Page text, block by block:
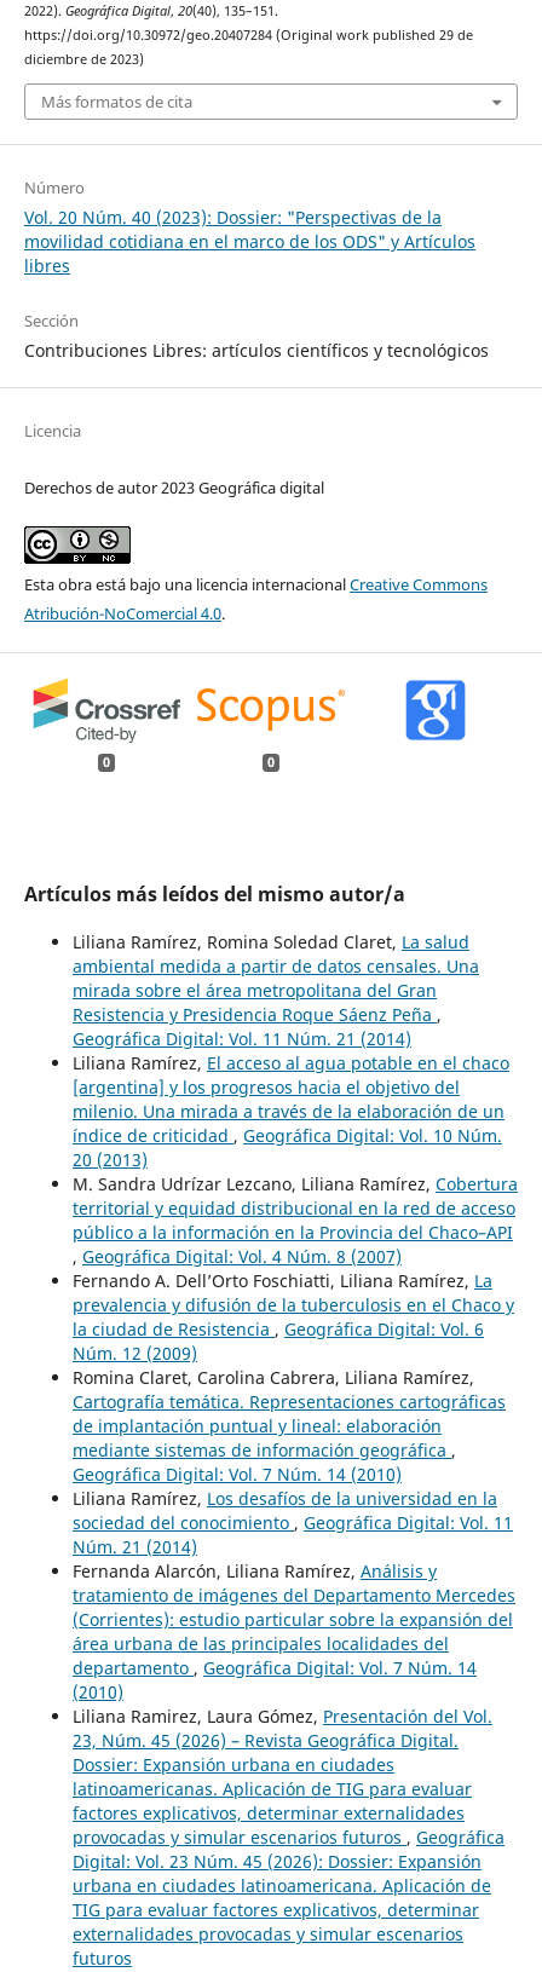
2022). Geográfica Digital, 20(40), 135–151.
https://doi.org/10.30972/geo.20407284 (Original work published 29 de
diciembre de 2023)
Más formatos de cita
Número
Vol. 20 Núm. 40 (2023): Dossier: "Perspectivas de la
movilidad cotidiana en el marco de los ODS" y Artículos
libres
Sección
Contribuciones Libres: artículos científicos y tecnológicos
Licencia
Derechos de autor 2023 Geográfica digital
Esta obra está bajo una licencia internacionalCreative Commons
Atribución-NoComercial 4.0.
0 0
Artículos más leídos del mismo autor/a
Liliana Ramírez, Romina Soledad Claret, La salud
ambiental medida a partir de datos censales. Una
mirada sobre el área metropolitana del Gran
Resistencia y Presidencia Roque Sáenz Peña ,
Geográfica Digital: Vol. 11 Núm. 21 (2014)
Liliana Ramírez, El acceso al agua potable en el chaco
[argentina] y los progresos hacia el objetivo del
milenio. Una mirada a través de la elaboración de un
índice de criticidad , Geográfica Digital: Vol. 10 Núm.
20 (2013)
M. Sandra Udrízar Lezcano, Liliana Ramírez, Cobertura
territorial y equidad distribucional en la red de acceso
público a la información en la Provincia del Chaco–API
, Geográfica Digital: Vol. 4 Núm. 8 (2007)
Fernando A. Dell’Orto Foschiatti, Liliana Ramírez, La
prevalencia y difusión de la tuberculosis en el Chaco y
la ciudad de Resistencia , Geográfica Digital: Vol. 6
Núm. 12 (2009)
Romina Claret, Carolina Cabrera, Liliana Ramírez,
Cartografía temática. Representaciones cartográficas
de implantación puntual y lineal: elaboración
mediante sistemas de información geográfica ,
Geográfica Digital: Vol. 7 Núm. 14 (2010)
Liliana Ramírez, Los desafíos de la universidad en la
sociedad del conocimiento , Geográfica Digital: Vol. 11
Núm. 21 (2014)
Fernanda Alarcón, Liliana Ramírez, Análisis y
tratamiento de imágenes del Departamento Mercedes
(Corrientes): estudio particular sobre la expansión del
área urbana de las principales localidades del
departamento , Geográfica Digital: Vol. 7 Núm. 14
(2010)
Liliana Ramirez, Laura Gómez, Presentación del Vol.
23, Núm. 45 (2026) – Revista Geográfica Digital.
Dossier: Expansión urbana en ciudades
latinoamericanas. Aplicación de TIG para evaluar
factores explicativos, determinar externalidades
provocadas y simular escenarios futuros , Geográfica
Digital: Vol. 23 Núm. 45 (2026): Dossier: Expansión
urbana en ciudades latinoamericana. Aplicación de
TIG para evaluar factores explicativos, determinar
externalidades provocadas y simular escenarios
futuros